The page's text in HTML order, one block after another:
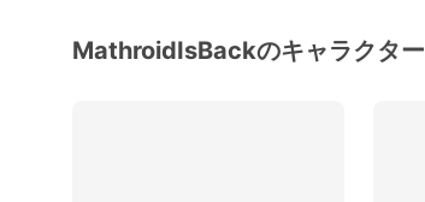
MathroidIsBackのキャラクター